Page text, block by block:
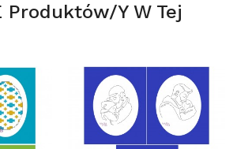
Produktów/y W Tej